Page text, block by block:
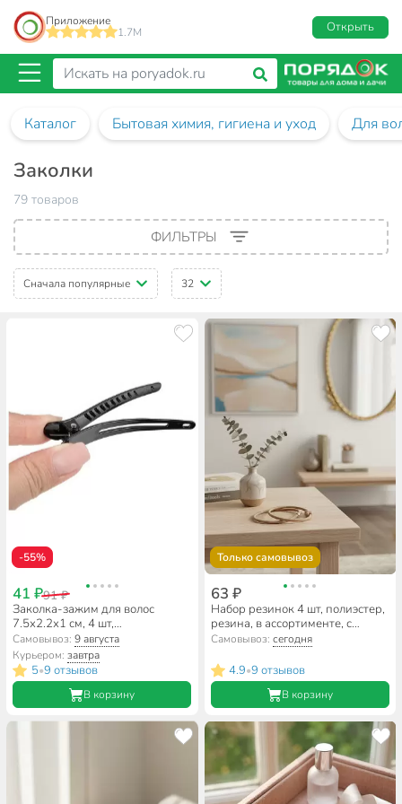
Приложение
1.7M
Открыть
Каталог Бытовая химия, гигиена и уход Для
Заколки
79 товаров
ФИЛЬТРЫ
Сначала популярные 32
-55%
41 ₽91 ₽
Заколка-зажим для волос
7.5х2.2х1 см, 4 шт,
полипропилен, черный, 109560
Самовывоз:9 августа
Курьером:завтра
5•9 отзывов
В корзину
Только самовывоз
63 ₽
Набор резинок 4 шт, полиэстер,
резина, в ассортименте, с
бусинами и медвежонком,
Самовывоз: сегодня
4.9•9 отзывов
В корзину